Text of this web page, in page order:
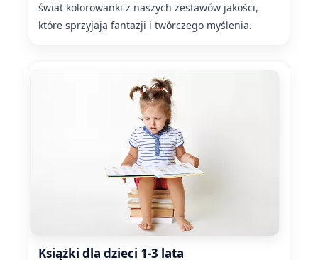
świat kolorowanki z naszych zestawów jakości,
które sprzyjają fantazji i twórczego myślenia.
Książki dla dzieci 1-3 lata